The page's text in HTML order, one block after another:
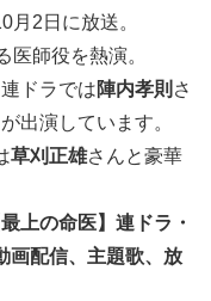
2日に放送。
医師役を熱演。
ドラでは陣内孝則 さ
出演しています。
草刈正雄さんと豪華
上の命医】連ドラ・
画配信、主題歌、放